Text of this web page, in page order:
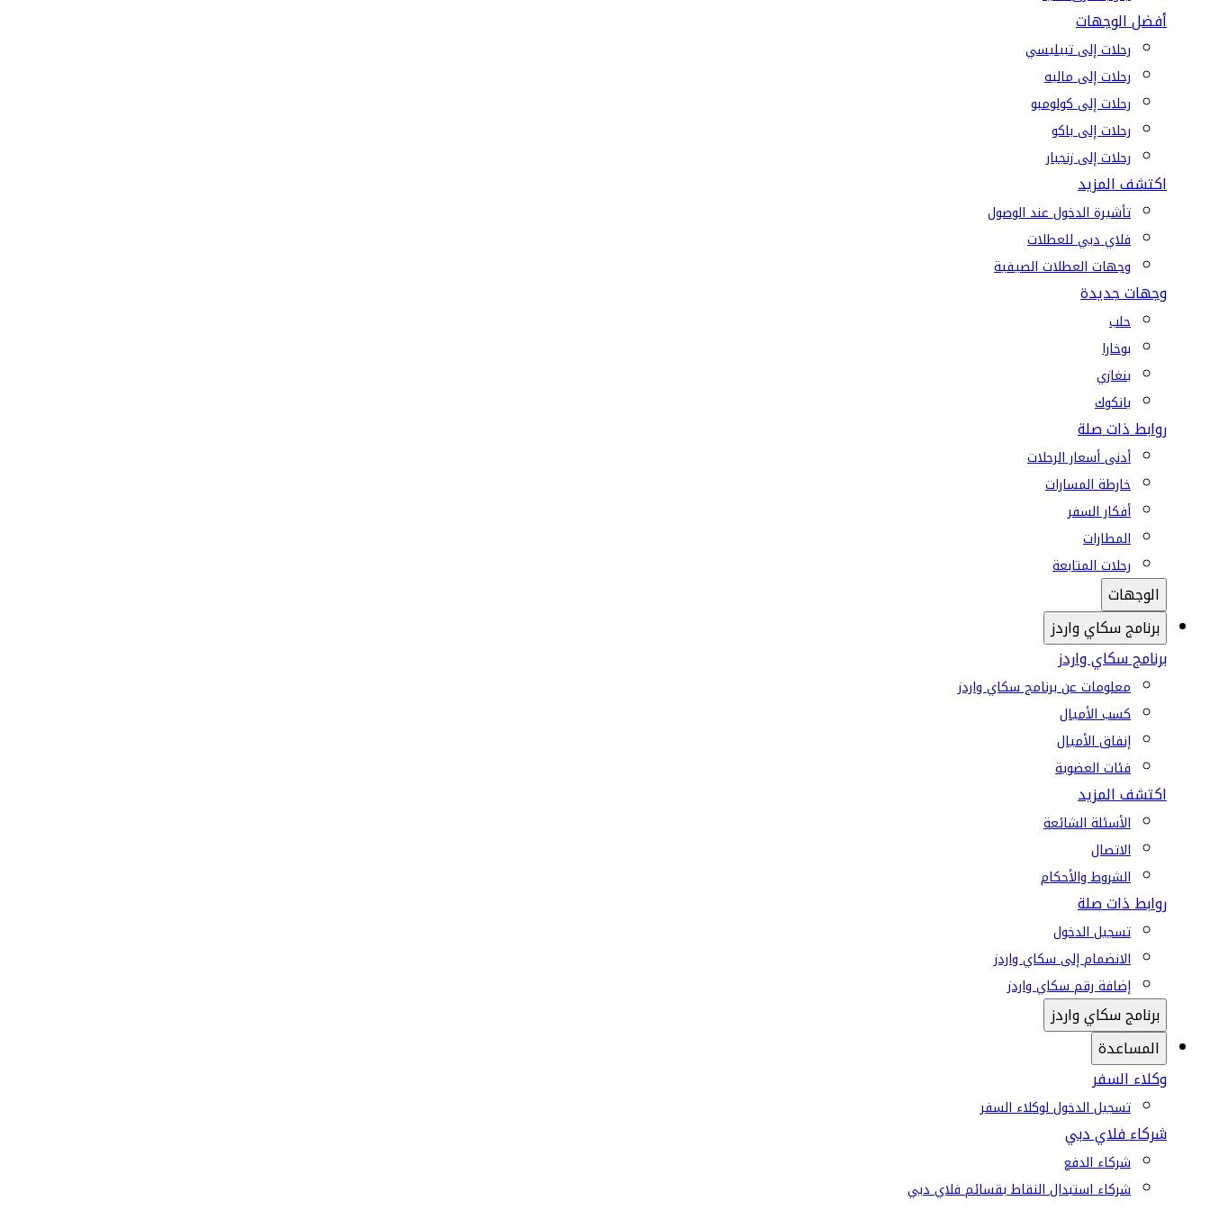
أفضل الوجهات
رحلات إلى تبيليسي
رحلات إلى ماليه
رحلات إلى كولومبو
رحلات إلى باكو
رحلات إلى زنجبار
اكتشف المزيد
تأشيرة الدخول عند الوصول
فلاي دبي للعطلات
وجهات العطلات الصيفية
وجهات جديدة
حلب
بوخارا
بنغازي
بانكوك
روابط ذات صلة
أدنى أسعار الرحلات
خارطة المسارات
أفكار السفر
المطارات
رحلات المتابعة
الوجهات
برنامج سكاي واردز
برنامج سكاي واردز
معلومات عن برنامج سكاي واردز
كسب الأميال
إنفاق الأميال
فئات العضوية
اكتشف المزيد
الأسئلة الشائعة
الاتصال
الشروط والأحكام
روابط ذات صلة
تسجيل الدخول
الانضمام إلى سكاي واردز
إضافة رقم سكاي واردز
برنامج سكاي واردز
المساعدة
وكلاء السفر
تسجيل الدخول لوكلاء السفر
شركاء فلاي دبي
شركاء الدفع
شركاء استبدال النقاط بقسائم فلاي دبي